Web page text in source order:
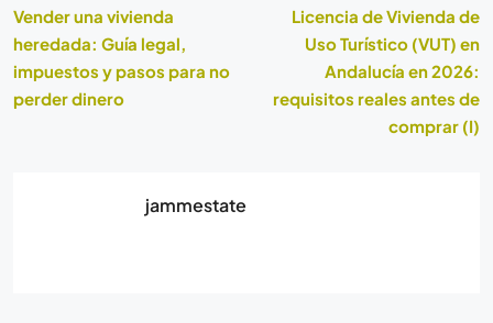
Vender una vivienda
heredada: Guía legal,
impuestos y pasos para no
perder dinero
Licencia de Vivienda de
Uso Turístico (VUT) en
Andalucía en 2026:
requisitos reales antes de
comprar (I)
jammestate